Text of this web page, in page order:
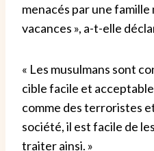
menacés par une
vacances », a-t-elle
« Les musulmans sont
cible facile et
comme des terroristes
société, il est facile de
traiter ainsi. »